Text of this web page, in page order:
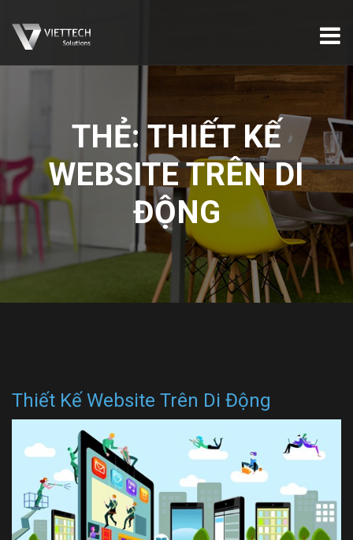
THẺ: THIẾT KẾ
WEBSITE TRÊN DI
ĐỘNG
Thiết Kế Website Trên Di Động